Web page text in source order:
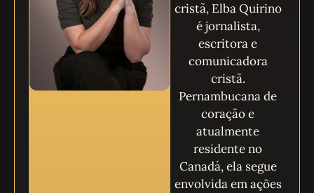
cristã, Elba Quirino
é jornalista,
escritora e
comunicadora
cristã.
Pernambucana de
coração e
atualmente
residente no
Canadá, ela segue
envolvida em ações